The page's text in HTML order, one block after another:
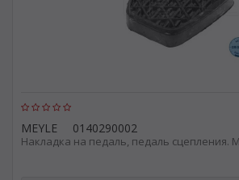
MEYLE 0140290002
Накладка на педаль, педаль сцепления.